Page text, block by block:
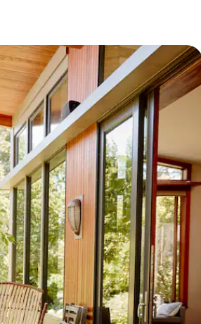
i prema dolje, kao i dodirom ili prelaskom